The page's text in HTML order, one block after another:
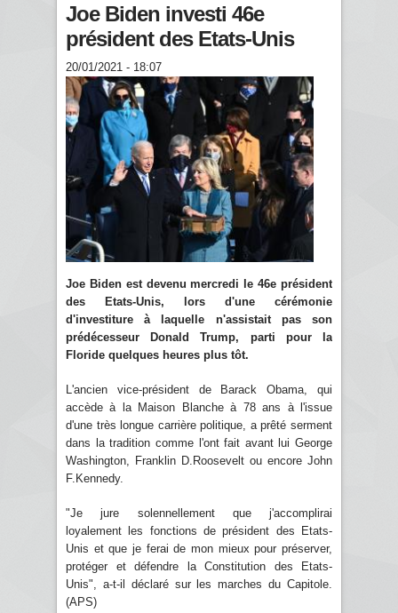
Joe Biden investi 46e
président des Etats-Unis
20/01/2021 - 18:07
Joe Biden est devenu mercredi le 46e président
des Etats-Unis, lors d'une cérémonie
d'investiture à laquelle n'assistait pas son
prédécesseur Donald Trump, parti pour la
Floride quelques heures plus tôt.
L'ancien vice-président de Barack Obama, qui
accède à la Maison Blanche à 78 ans à l'issue
d'une très longue carrière politique, a prêté serment
dans la tradition comme l'ont fait avant lui George
Washington, Franklin D.Roosevelt ou encore John
F.Kennedy.
"Je jure solennellement que j'accomplirai
loyalement les fonctions de président des Etats-
Unis et que je ferai de mon mieux pour préserver,
protéger et défendre la Constitution des Etats-
Unis", a-t-il déclaré sur les marches du Capitole.
(APS)